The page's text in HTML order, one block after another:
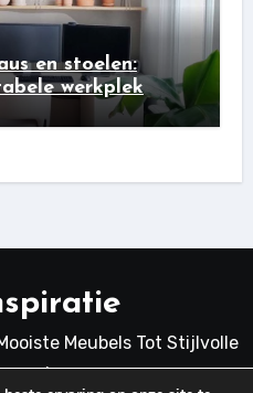
en stoelen:
werkplek
Meubels Tot Stijlvolle